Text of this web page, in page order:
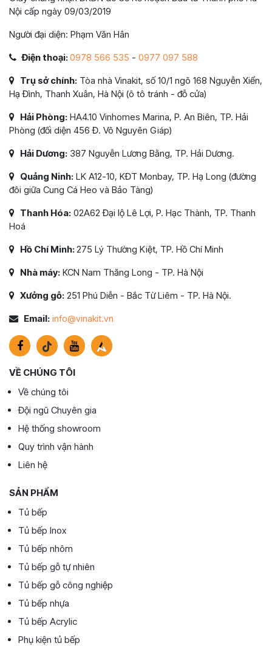
Nội cấp ngày 09/03/2019
Người đại diện: Phạm Văn Hân
Điện thoại:0978 566 535 - 0977 097 588
Trụ sở chính: Tòa nhà Vinakit, số 10/1 ngõ 168 Nguyễn Xiển,
Hạ Đình, Thanh Xuân, Hà Nội (ô tô tránh - đỗ cửa)
Hải Phòng: HA4.10 Vinhomes Marina, P. An Biên, TP. Hải
Phòng (đối diện 456 Đ. Võ Nguyên Giáp)
Hải Dương: 387 Nguyễn Lương Bằng, TP. Hải Dương.
Quảng Ninh: LK A12-10, KĐT Monbay, TP. Hạ Long (đường
đôi giữa Cung Cá Heo và Bảo Tàng)
Thanh Hóa: 02A62 Đại lộ Lê Lợi, P. Hạc Thành, TP. Thanh
Hoá
Hồ Chí Minh:275 Lý Thường Kiệt, TP. Hồ Chí Minh
Nhà máy: KCN Nam Thăng Long - TP. Hà Nội
Xưởng gỗ: 251 Phú Diễn - Bắc Từ Liêm - TP. Hà Nội.
Email: info@vinakit.vn
VỀ CHÚNG TÔI
Về chúng tôi
Đội ngũ Chuyên gia
Hệ thống showroom
Quy trình vận hành
Liên hệ
SẢN PHẨM
Tủ bếp
Tủ bếp Inox
Tủ bếp nhôm
Tủ bếp gỗ tự nhiên
Tủ bếp gỗ công nghiệp
Tủ bếp nhựa
Tủ bếp Acrylic
Phụ kiện tủ bếp